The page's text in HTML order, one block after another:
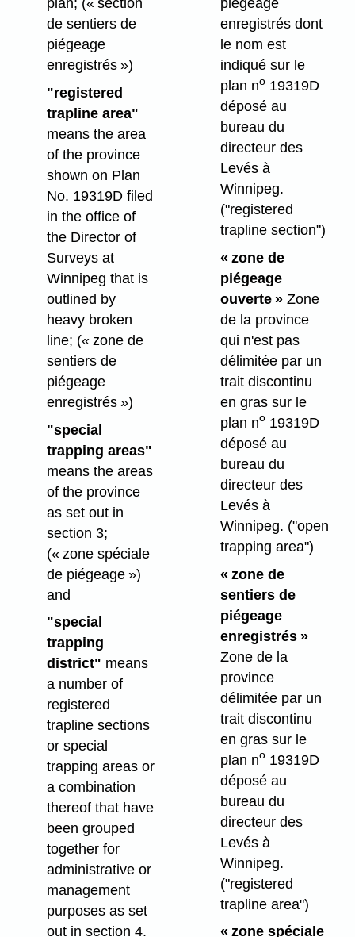
de sentiers de
piégeage
enregistrés »)
"registered
trapline area"
means the area
of the province
shown on Plan
No. 19319D filed
in the office of
the Director of
Surveys at
Winnipeg that is
outlined by
heavy broken
line; (« zone de
sentiers de
piégeage
enregistrés »)
"special
trapping areas"
means the areas
of the province
as set out in
section 3;
(« zone spéciale
de piégeage »)
and
"special
trapping
district" means
a number of
registered
trapline sections
or special
trapping areas or
a combination
thereof that have
been grouped
together for
administrative or
management
purposes as set
out in section 4.
enregistrés dont
le nom est
indiqué sur le
plan no19319D
déposé au
bureau du
directeur des
Levés à
Winnipeg.
("registered
trapline section")
« zone de
piégeage
ouverte » Zone
de la province
qui n'est pas
délimitée par un
trait discontinu
en gras sur le
plan no19319D
déposé au
bureau du
directeur des
Levés à
Winnipeg. ("open
trapping area")
« zone de
sentiers de
piégeage
enregistrés »
Zone de la
province
délimitée par un
trait discontinu
en gras sur le
plan no19319D
déposé au
bureau du
directeur des
Levés à
Winnipeg.
("registered
trapline area")
« zone spéciale